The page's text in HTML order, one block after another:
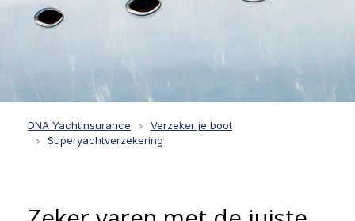
DNA Yachtinsurance
Verzeker je boot
Superyachtverzekering